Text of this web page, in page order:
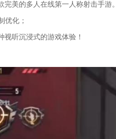
美的多人在线第一人称射击手游。
优化；
听沉浸式的游戏体验！